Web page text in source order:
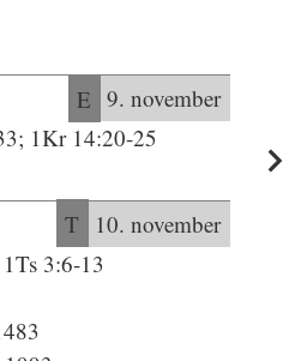
E 9. november
1Kr 14:20-25
T
10. november
3:6-13